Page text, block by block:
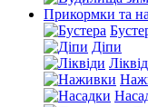
Прикормки та
Діпи